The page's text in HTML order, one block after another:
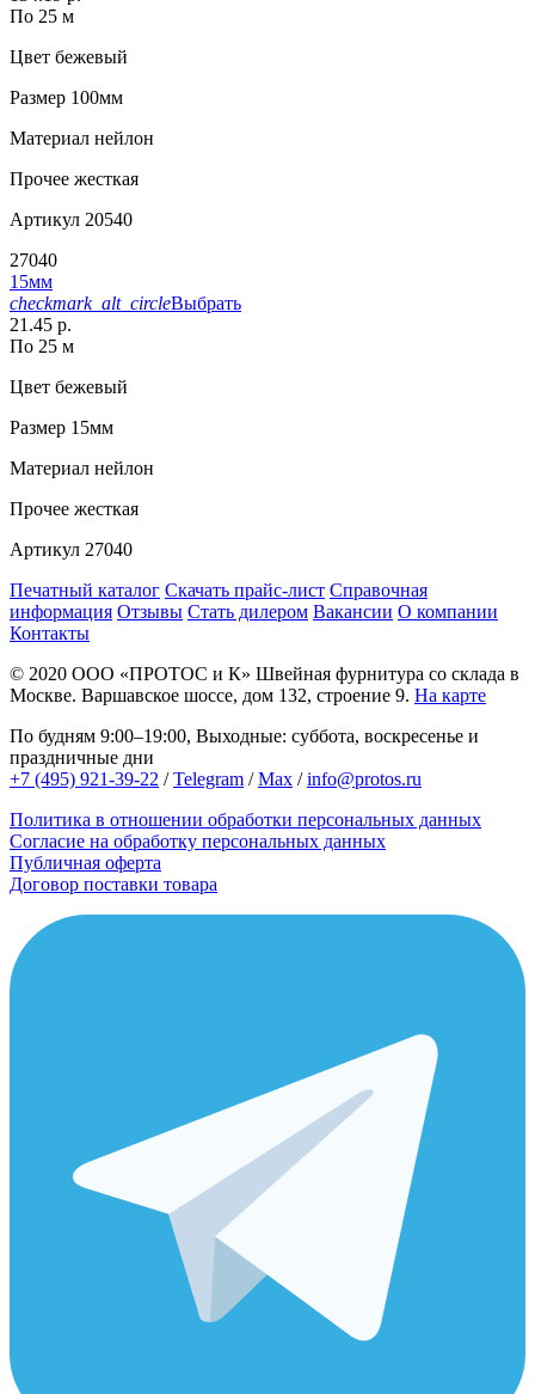
По 25 м
Цвет бежевый
Размер 100мм
Материал нейлон
Прочее жесткая
Артикул 20540
27040
15мм
checkmark_alt_circleВыбрать
21.45 р.
По 25 м
Цвет бежевый
Размер 15мм
Материал нейлон
Прочее жесткая
Артикул 27040
Печатный каталог Скачать прайс-лист Справочная
информация Отзывы Стать дилером Вакансии О компании
Контакты
© 2020 ООО «ПРОТОС и К» Швейная фурнитура со склада в
Москве. Варшавское шоссе, дом 132, строение 9. На карте
По будням 9:00–19:00, Выходные: суббота, воскресенье и
праздничные дни
+7 (495) 921-39-22 /Telegram /Max /info@protos.ru
Политика в отношении обработки персональных данных
Согласие на обработку персональных данных
Публичная оферта
Договор поставки товара